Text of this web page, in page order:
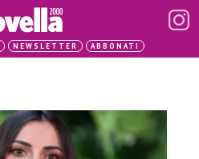
NEWSLETTER ABBONATI